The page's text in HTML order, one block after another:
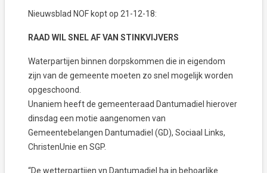
Nieuwsblad NOF kopt op 21-12-18:
RAAD WIL SNEL AF VAN STINKVIJVERS
Waterpartijen binnen dorpskommen die in eigendom
zijn van de gemeente moeten zo snel mogelijk worden
opgeschoond.
Unaniem heeft de gemeenteraad Dantumadiel hierover
dinsdag een motie aangenomen van
Gemeentebelangen Dantumadiel (GD), Sociaal Links,
ChristenUnie en SGP.
“De wetterpartijen yn Dantumadiel ha in behoarlike